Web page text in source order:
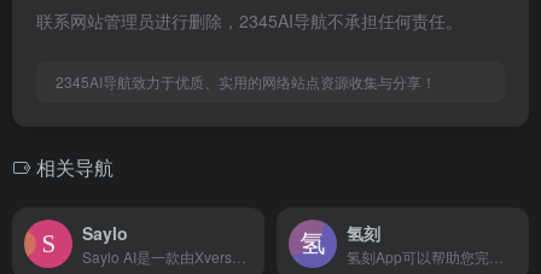
联系网站管理员进行删除，2345AI导航不承担任何责任。
2345AI导航致力于优质、实用的网络站点资源收集与分享！
相关导航
Saylo 氢刻